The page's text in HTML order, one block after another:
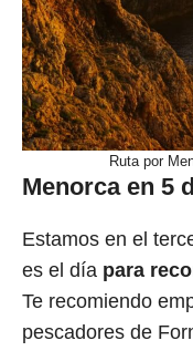
Ruta por
Menorca en 5
Estamos en el
es el día para
Te recomiendo
pescadores de